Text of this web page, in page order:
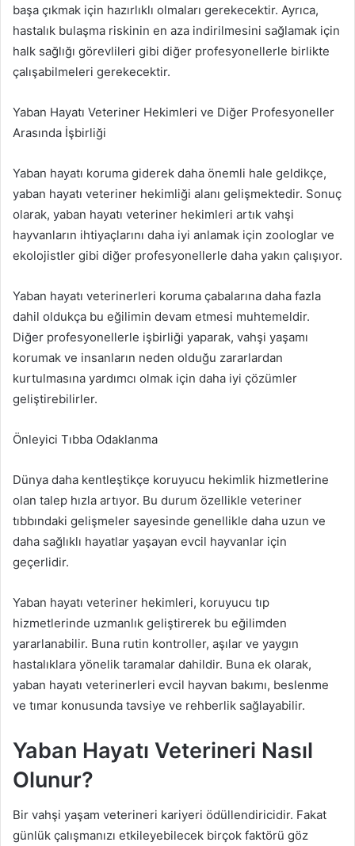
başa çıkmak için hazırlıklı olmaları gerekecektir. Ayrıca,
hastalık bulaşma riskinin en aza indirilmesini sağlamak için
halk sağlığı görevlileri gibi diğer profesyonellerle birlikte
çalışabilmeleri gerekecektir.
Yaban Hayatı Veteriner Hekimleri ve Diğer Profesyoneller
Arasında İşbirliği
Yaban hayatı koruma giderek daha önemli hale geldikçe,
yaban hayatı veteriner hekimliği alanı gelişmektedir. Sonuç
olarak, yaban hayatı veteriner hekimleri artık vahşi
hayvanların ihtiyaçlarını daha iyi anlamak için zoologlar ve
ekolojistler gibi diğer profesyonellerle daha yakın çalışıyor.
Yaban hayatı veterinerleri koruma çabalarına daha fazla
dahil oldukça bu eğilimin devam etmesi muhtemeldir.
Diğer profesyonellerle işbirliği yaparak, vahşi yaşamı
korumak ve insanların neden olduğu zararlardan
kurtulmasına yardımcı olmak için daha iyi çözümler
geliştirebilirler.
Önleyici Tıbba Odaklanma
Dünya daha kentleştikçe koruyucu hekimlik hizmetlerine
olan talep hızla artıyor. Bu durum özellikle veteriner
tıbbındaki gelişmeler sayesinde genellikle daha uzun ve
daha sağlıklı hayatlar yaşayan evcil hayvanlar için
geçerlidir.
Yaban hayatı veteriner hekimleri, koruyucu tıp
hizmetlerinde uzmanlık geliştirerek bu eğilimden
yararlanabilir. Buna rutin kontroller, aşılar ve yaygın
hastalıklara yönelik taramalar dahildir. Buna ek olarak,
yaban hayatı veterinerleri evcil hayvan bakımı, beslenme
ve tımar konusunda tavsiye ve rehberlik sağlayabilir.
Yaban Hayatı Veterineri Nasıl
Olunur?
Bir vahşi yaşam veterineri kariyeri ödüllendiricidir. Fakat
günlük çalışmanızı etkileyebilecek birçok faktörü göz